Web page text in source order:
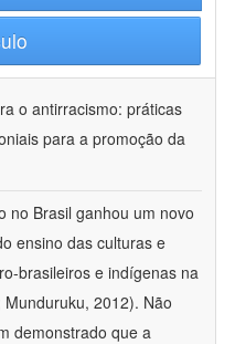
o antirracismo: práticas
para a promoção da
no Brasil ganhou um novo
ensino das culturas e
brasileiros e indígenas na
2012). Não
demonstrado que a